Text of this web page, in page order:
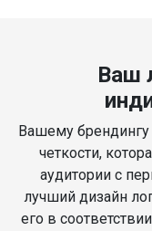
Ваш
Вашему
четкости,
аудитории с
лучший дизайн
его в